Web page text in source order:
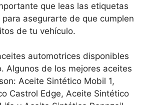
que leas las etiquetas
asegurarte de que cumplen
de tu vehículo.
automotrices disponibles
Algunos de los mejores aceites
Aceite Sintético Mobil 1,
Castrol Edge, Aceite Sintético